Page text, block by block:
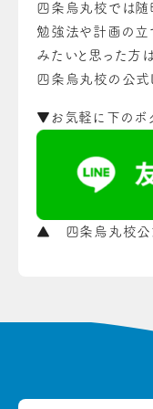
四条烏丸校では随
勉強法や計画の立
みたいと思った方は
四条烏丸校の公式
▼お気軽に下のボ
▲ 四条烏丸校